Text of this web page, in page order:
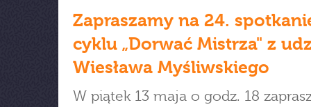
Zapraszamy na 24.
cyklu „Dorwać Mistrza" z
Wiesława Myśliwskiego
W piątek 13 maja o godz. 18